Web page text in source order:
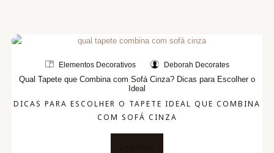
Elementos Decorativos Deborah Decorates
Qual Tapete que Combina com Sofá Cinza? Dicas para Escolher o
Ideal
DICAS PARA ESCOLHER O TAPETE IDEAL QUE COMBINA
COM SOFÁ CINZA